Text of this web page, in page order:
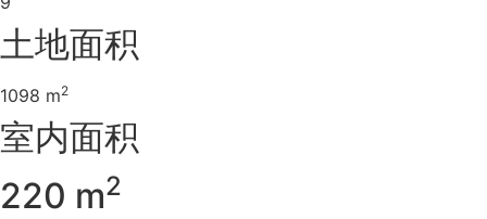
土地面积
1098 m2
室内面积
220 m2